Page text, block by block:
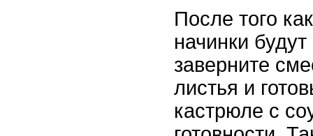
После того
начинки
заверните
листья и
кастрюле с